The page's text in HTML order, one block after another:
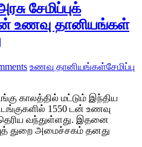
சேமிப்புக்
உணவு தானியங்கள்
உணவு தானியங்கள்சேமிப்பு
காலத்தில் மட்டும் இந்திய
1550 டன் உணவு
வந்துள்ளது. இதனை
துறை அமைச்சகம் தனது